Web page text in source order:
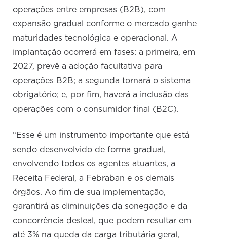
operações entre empresas (B2B), com
expansão gradual conforme o mercado ganhe
maturidades tecnológica e operacional. A
implantação ocorrerá em fases: a primeira, em
2027, prevê a adoção facultativa para
operações B2B; a segunda tornará o sistema
obrigatório; e, por fim, haverá a inclusão das
operações com o consumidor final (B2C).
“Esse é um instrumento importante que está
sendo desenvolvido de forma gradual,
envolvendo todos os agentes atuantes, a
Receita Federal, a Febraban e os demais
órgãos. Ao fim de sua implementação,
garantirá as diminuições da sonegação e da
concorrência desleal, que podem resultar em
até 3% na queda da carga tributária geral,